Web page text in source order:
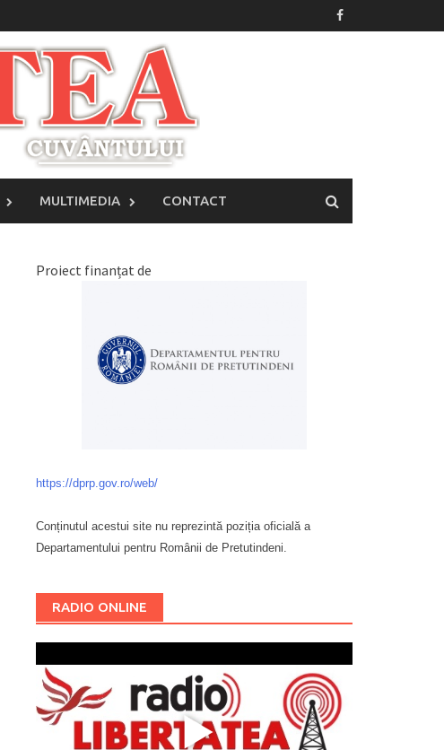
MULTIMEDIA CONTACT
Proiect finanțat de
https://dprp.gov.ro/web/
Conținutul acestui site nu reprezintă poziția oficială a
Departamentului pentru Românii de Pretutindeni.
RADIO ONLINE